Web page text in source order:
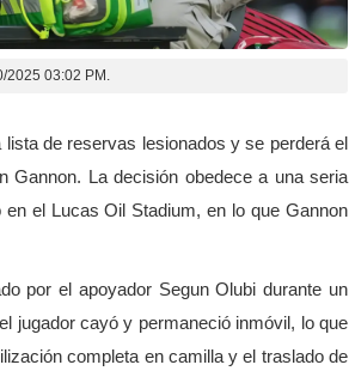
03:02 PM.
de reservas lesionados y se perderá el
Gannon. La decisión obedece a una seria
el Lucas Oil Stadium, en lo que Gannon
por el apoyador Segun Olubi durante un
jugador cayó y permaneció inmóvil, lo que
completa en camilla y el traslado de